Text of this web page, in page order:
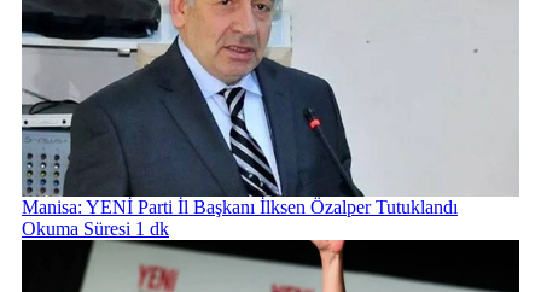
Manisa: YENİ Parti İl Başkanı İlksen Özalper Tutuklandı
Okuma Süresi 1 dk